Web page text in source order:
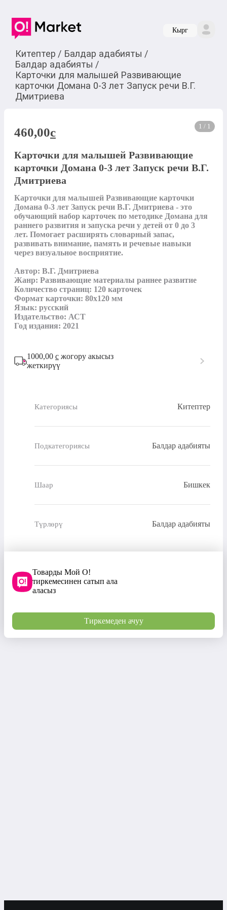
Кырг
Китептер / Балдар адабияты /
Балдар адабияты /
Карточки для малышей Развивающие
карточки Домана 0-3 лет Запуск речи В.Г.
Дмитриева
1 / 1
460,00c
Карточки для малышей Развивающие
карточки Домана 0-3 лет Запуск речи В.Г.
Дмитриева
Карточки для малышей Развивающие карточки
Домана 0-3 лет Запуск речи В.Г. Дмитриева - это
обучающий набор карточек по методике Домана для
раннего развития и запуска речи у детей от 0 до 3
лет. Помогает расширять словарный запас,
развивать внимание, память и речевые навыки
через визуальное восприятие.
Автор: В.Г. Дмитриева
Жанр: Развивающие материалы раннее развитие
Количество страниц: 120 карточек
Формат карточки: 80х120 мм
Язык: русский
Издательство: АСТ
Год издания: 2021
1000,00 с жогору акысыз
жеткирүү
Категориясы Китептер
Подкатегориясы Балдар адабияты
Шаар Бишкек
Түрлөрү Балдар адабияты
Товарды Мой О!
тиркемесинен сатып ала
аласыз
Тиркемеден ачуу